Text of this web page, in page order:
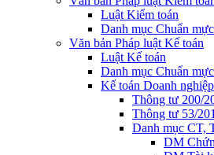
Luật Kiểm toán
Danh mục Chuẩn
Văn bản Pháp luật Kế toán
Luật Kế toán
Danh mục Chuẩn
Kế toán Doanh
Thông tư 200/
Thông tư 53/
Danh mục CT,
DM